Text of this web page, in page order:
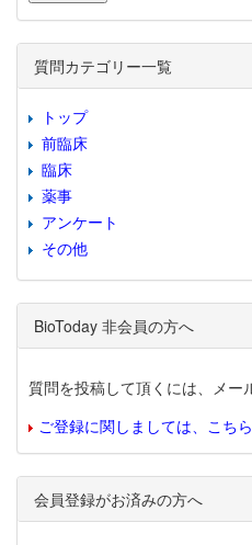
質問カテゴリー一覧
トップ
前臨床
臨床
薬事
アンケート
その他
BioToday 非会員の方へ
質問を投稿して頂くには、メー
ご登録に関しましては、こち
会員登録がお済みの方へ